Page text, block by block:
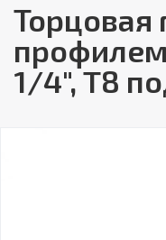
Торцовая
1/4", T8